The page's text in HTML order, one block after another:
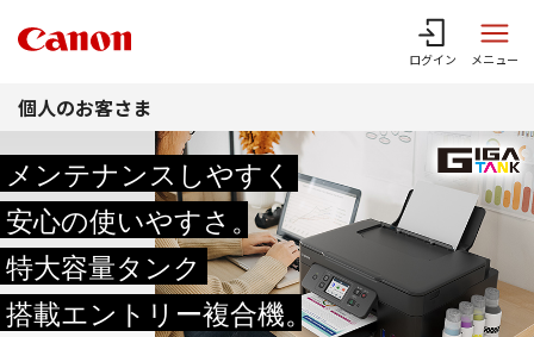
ログイン メニュー
個人のお客さま
メンテナンスしやすく
安心の使いやすさ 。
特大容量タンク
搭載エントリー複合機。